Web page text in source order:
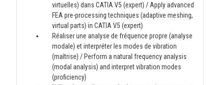
virtuelles) dans CATIA V5 (expert) / Apply advanced
FEA pre-processing techniques (adaptive meshing,
virtual parts) in CATIA V5 (expert)
Réaliser une analyse de fréquence propre (analyse
modale) et interpréter les modes de vibration
(maîtrise) / Perform a natural frequency analysis
(modal analysis) and interpret vibration modes
(proficiency)